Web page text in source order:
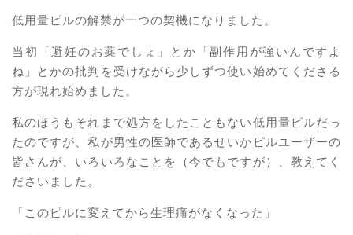
低用量ピルの解禁が一つの契機になりました。
当初「避妊のお薬でしょ」とか「副作用が強いんですよ
ね」とかの批判を受けながら少しずつ使い始めてくださる
方が現れ始めました。
私のほうもそれまで処方をしたこともない低用量ピルだっ
たのですが、私が男性の医師であるせいかピルユーザーの
皆さんが、いろいろなことを（今でもですが）、教えてく
ださいました。
「このピルに変えてから生理痛がなくなった」